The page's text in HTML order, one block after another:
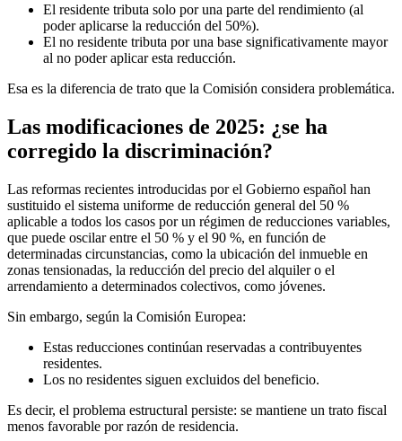
El residente tributa solo por una parte del rendimiento (al
poder aplicarse la reducción del 50%).
El no residente tributa por una base significativamente mayor
al no poder aplicar esta reducción.
Esa es la diferencia de trato que la Comisión considera problemática.
Las modificaciones de 2025: ¿se ha
corregido la discriminación?
Las reformas recientes introducidas por el Gobierno español han
sustituido el sistema uniforme de reducción general del 50 %
aplicable a todos los casos por un régimen de reducciones variables,
que puede oscilar entre el 50 % y el 90 %, en función de
determinadas circunstancias, como la ubicación del inmueble en
zonas tensionadas, la reducción del precio del alquiler o el
arrendamiento a determinados colectivos, como jóvenes.
Sin embargo, según la Comisión Europea:
Estas reducciones continúan reservadas a contribuyentes
residentes.
Los no residentes siguen excluidos del beneficio.
Es decir, el problema estructural persiste: se mantiene un trato fiscal
menos favorable por razón de residencia.